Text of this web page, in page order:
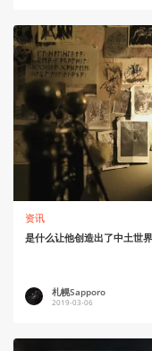
资讯
是什么让他创造出了中土世
札幌Sapporo
2019-03-06